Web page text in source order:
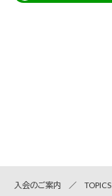
入会のご案内 TOPICS